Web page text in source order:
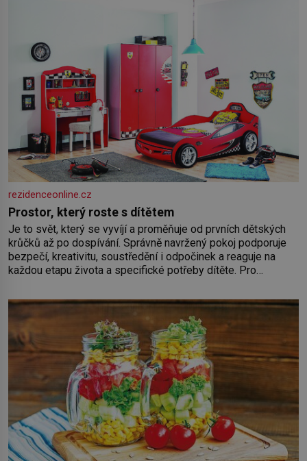
rezidenceonline.cz
Prostor, který roste s dítětem
Je to svět, který se vyvíjí a proměňuje od prvních dětských
krůčků až po dospívání. Správně navržený pokoj podporuje
bezpečí, kreativitu, soustředění i odpočinek a reaguje na
každou etapu života a specifické potřeby dítěte. Pro
by pokoj miminka měl působit především klidně a útulně.
Předškolní věk je